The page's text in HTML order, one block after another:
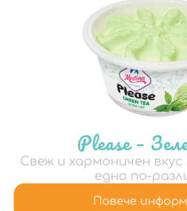
Please –
Свеж и хармоничен вкус
едно по-
Повече